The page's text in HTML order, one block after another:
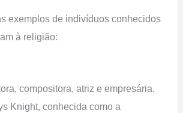
exemplos de indivíduos conhecidos
à religião:
compositora, atriz e empresária.
Knight, conhecida como a